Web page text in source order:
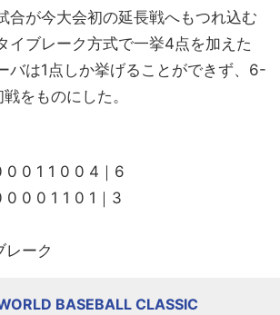
合が今大会初の延長戦へもつれ込む
イブレーク方式で一挙4点を加えた
バは1点しか挙げることができず、6-
をものにした。
0 0 1 1 0 0 4｜6
0 0 0 1 1 0 1｜3
レーク
BASEBALL CLASSIC